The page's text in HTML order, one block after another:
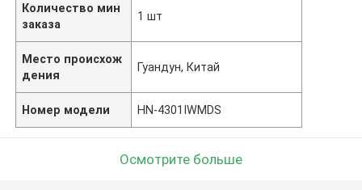
Количество мин
заказа
1 шт
Место происхож
дения
Гуандун, Китай
Номер модели HN-4301IWMDS
Осмотрите больше